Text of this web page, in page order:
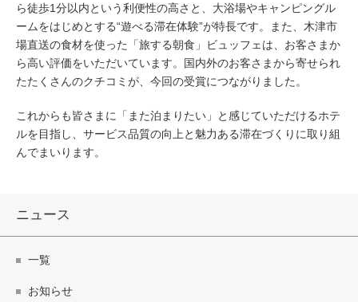
ら徒歩1分以内という利便性の高さと、大浴場やキャンピングル
ームをはじめとする“遊べる滞在体験”が特長です。また、木津市
場直送の食材を使った「旅する朝食」ビュッフェは、お客さまか
ら高い評価をいただいています。国内外のお客さまから寄せられ
たたくさんのクチコミが、今回の受賞につながりました。
これからも皆さまに「また泊まりたい」と感じていただけるホテ
ルを目指し、サービス品質の向上と魅力ある滞在づくりに取り組
んでまいります。
ニュース
一覧
お知らせ